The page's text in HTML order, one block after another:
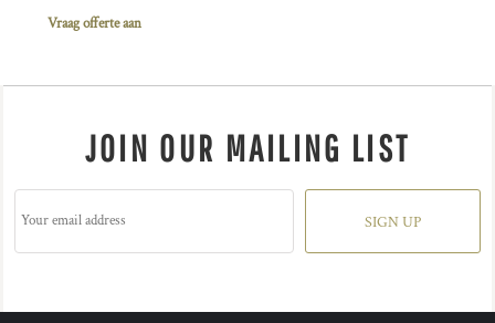
Vraag offerte aan
JOIN OUR MAILING LIST
SIGN UP